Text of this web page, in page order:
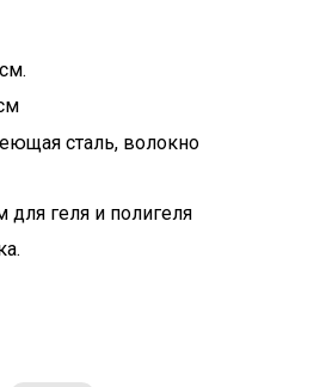
сталь, волокно
для геля и полигеля